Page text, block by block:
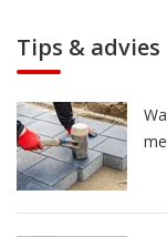
Tips & advies